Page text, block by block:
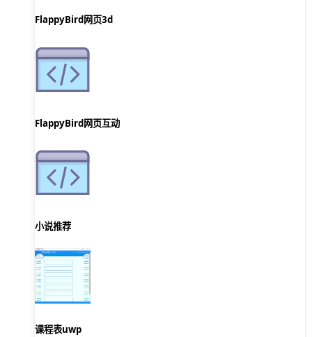
FlappyBird网页3d
FlappyBird网页互动
小说推荐
课程表uwp